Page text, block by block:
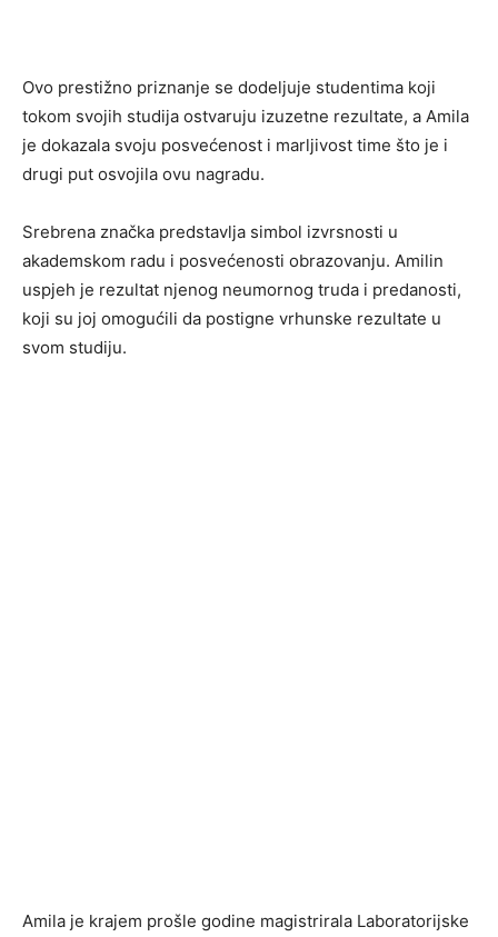
Ovo prestižno priznanje se dodeljuje studentima koji
tokom svojih studija ostvaruju izuzetne rezultate, a Amila
je dokazala svoju posvećenost i marljivost time što je i
drugi put osvojila ovu nagradu.
Srebrena značka predstavlja simbol izvrsnosti u
akademskom radu i posvećenosti obrazovanju. Amilin
uspjeh je rezultat njenog neumornog truda i predanosti,
koji su joj omogućili da postigne vrhunske rezultate u
svom studiju.
Amila je krajem prošle godine magistrirala Laboratorijske